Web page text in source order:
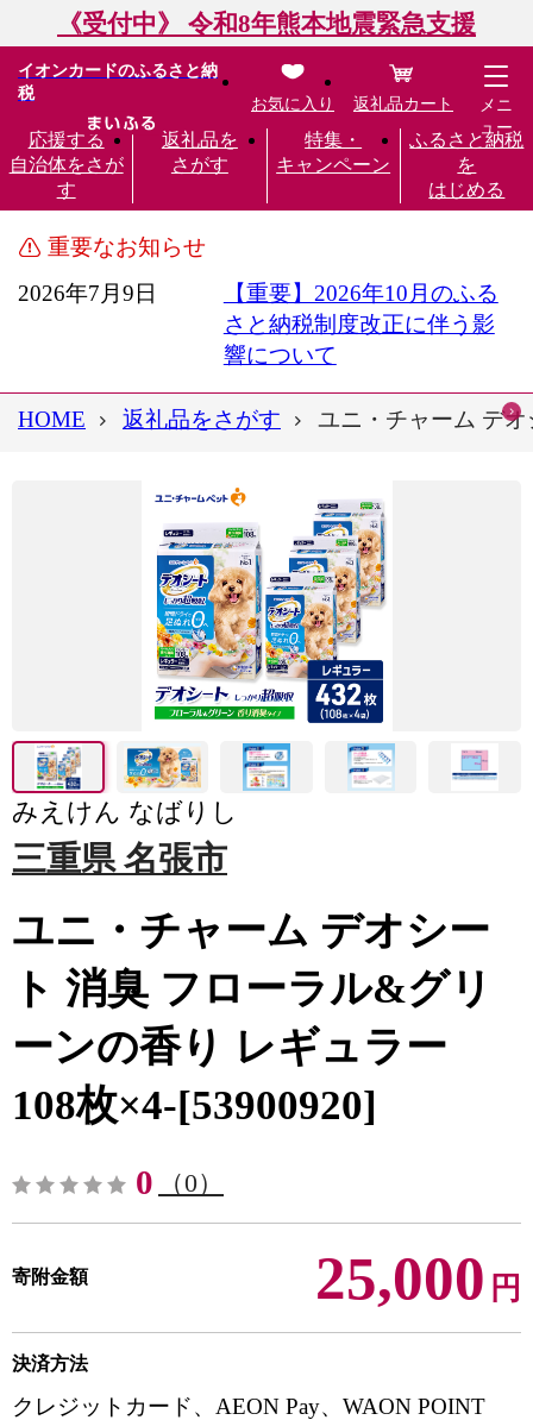
《受付中》 令和8年熊本地震緊急支援
イオンカードのふるさと納
税
応援する
自治体をさが
す
返礼品を
さがす
特集・
キャンペーン
ふるさと納税
を
はじめる
お気に入り 返礼品カート
メニ
ュー
重要なお知らせ
2026年7月9日
【重要】2026年10月のふる
さと納税制度改正に伴う影
響について
HOME 返礼品をさがす ユニ・チャーム デ
みえけん なばりし
三重県 名張市
ユニ・チャーム デオシー
ト 消臭 フローラル&グリ
ーンの香り レギュラー
108枚×4-[53900920]
0 （0）
寄附金額 25,000 円
決済方法
クレジットカード、AEON Pay、WAON POINT